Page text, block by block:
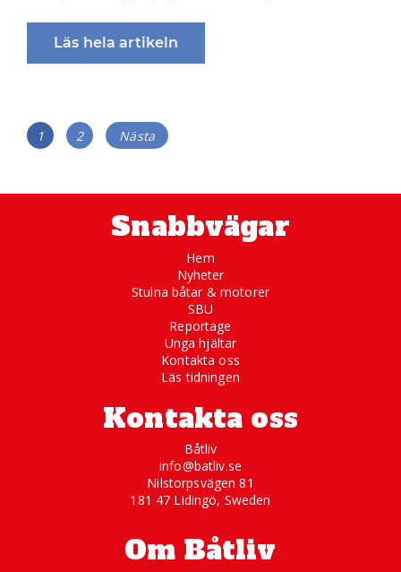
Läs hela artikeln
Inläggsnavigering
Sida
1 Sida
2 Nästa
Snabbvägar
Hem
Nyheter
Stulna båtar & motorer
SBU
Reportage
Unga hjältar
Kontakta oss
Läs tidningen
Kontakta oss
Båtliv
info@batliv.se
Nilstorpsvägen 81
181 47 Lidingö, Sweden
Om Båtliv